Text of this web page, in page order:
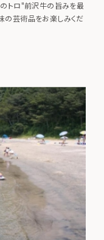
トロ"前沢牛の旨みを最
の芸術品をお楽しみくだ